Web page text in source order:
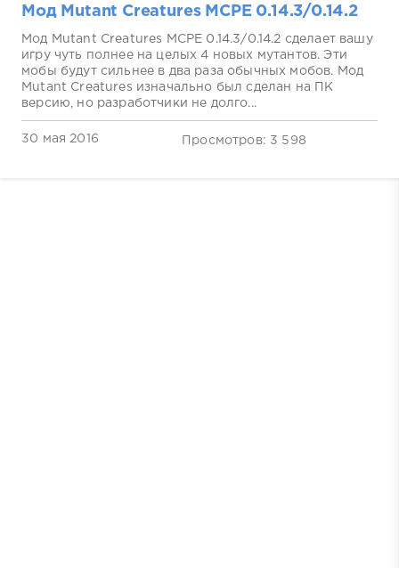
Мод Mutant Creatures MCPE 0.14.3/0.14.2
Мод Mutant Creatures MCPE 0.14.3/0.14.2 сделает вашу
игру чуть полнее на целых 4 новых мутантов. Эти
мобы будут сильнее в два раза обычных мобов. Мод
Mutant Creatures изначально был сделан на ПК
версию, но разработчики не долго...
30 мая 2016 Просмотров: 3 598